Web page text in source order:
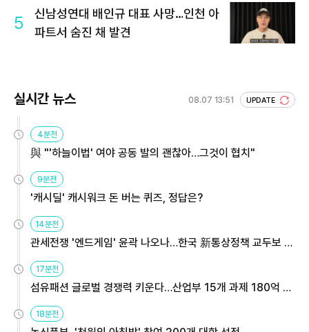
5
신남성연대 배인규 대표 사망…인천 아
파트서 숨진 채 발견
실시간 뉴스 08.07 13:51 UPDATE
4분전
與 "'하늘이법' 여야 공동 발의 괜찮아…그것이 협치"
9분전
'캐시딜' 캐시워크 돈 버는 퀴즈, 정답은?
14분전
관세전쟁 '엔드게임' 윤곽 나오나…한국 新통상정책 교두보 활
용해야
17분전
섬유패션 글로벌 경쟁력 키운다…산업부 15개 과제 180억 지
원
18분전